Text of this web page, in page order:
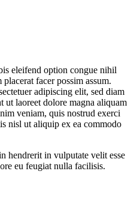
eleifend option congue nihil
facer possim assum.
adipiscing elit, sed diam
laoreet dolore magna aliquam
veniam, quis nostrud exerci
nisl ut aliquip ex ea commodo
hendrerit in vulputate velit esse
eu feugiat nulla facilisis.